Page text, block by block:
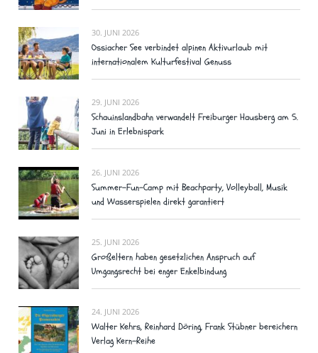
30. JUNI 2026
Ossiacher See verbindet alpinen Aktivurlaub mit
internationalem Kulturfestival Genuss
29. JUNI 2026
Schauinslandbahn verwandelt Freiburger Hausberg am 5.
Juni in Erlebnispark
26. JUNI 2026
Summer-Fun-Camp mit Beachparty, Volleyball, Musik
und Wasserspielen direkt garantiert
25. JUNI 2026
Großeltern haben gesetzlichen Anspruch auf
Umgangsrecht bei enger Enkelbindung
24. JUNI 2026
Walter Kehrs, Reinhard Döring, Frank Stübner bereichern
Verlag Kern-Reihe